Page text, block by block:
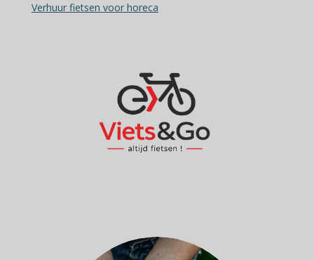
Verhuur fietsen voor horeca